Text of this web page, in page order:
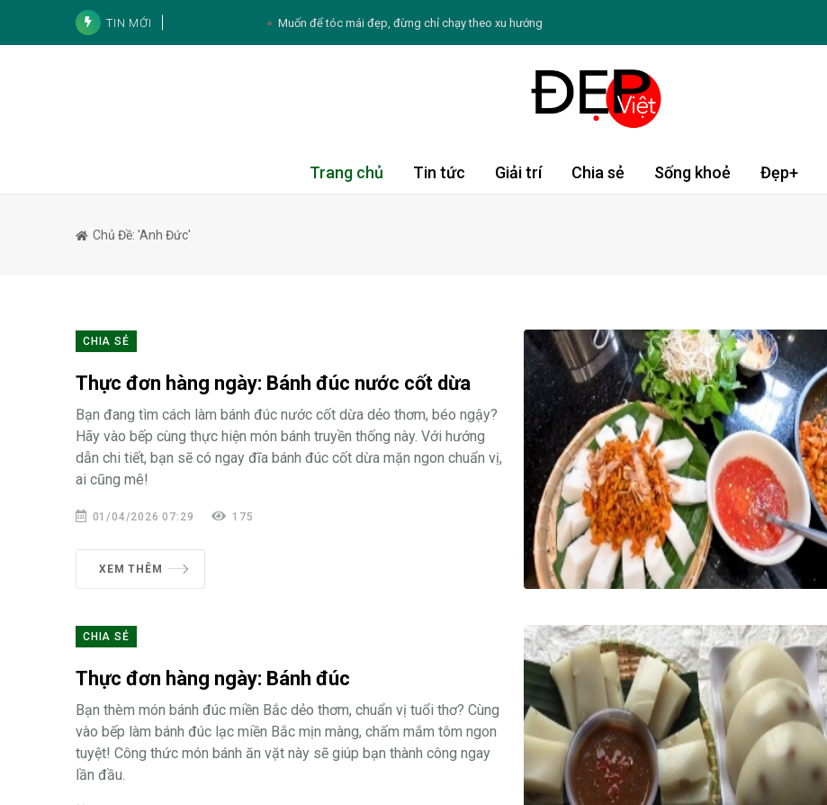
TIN MỚI
Diễn viên Hương Giang kín tiếng sau khi lấy chồng
Noo Phước Thịnh và cách tích lũy tài sản: Không ồn ào, ưu tiên những giá trị bền vững
Tử vi cá nhân hàng ngày 12 cung Hoàng Đạo thứ bảy ngày 8/8/2026: Sư Tử tràn động lực
Trang chủ Tin tức Giải trí Chia sẻ Sống khoẻ Đẹp+
Chủ Đề: 'anh Đức'
CHIA SẺ
Thực đơn hàng ngày: Bánh đúc nước cốt dừa
Bạn đang tìm cách làm bánh đúc nước cốt dừa dẻo thơm, béo ngậy?
Hãy vào bếp cùng thực hiện món bánh truyền thống này. Với hướng
dẫn chi tiết, bạn sẽ có ngay đĩa bánh đúc cốt dừa mặn ngon chuẩn vị,
ai cũng mê!
01/04/2026 07:29 175
XEM THÊM
CHIA SẺ
Thực đơn hàng ngày: Bánh đúc
Bạn thèm món bánh đúc miền Bắc dẻo thơm, chuẩn vị tuổi thơ? Cùng
vào bếp làm bánh đúc lạc miền Bắc mịn màng, chấm mắm tôm ngon
tuyệt! Công thức món bánh ăn vặt này sẽ giúp bạn thành công ngay
lần đầu.